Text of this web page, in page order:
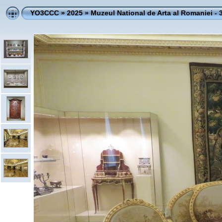
YO3CCC»2025»Muzeul National de Arta al Romaniei -